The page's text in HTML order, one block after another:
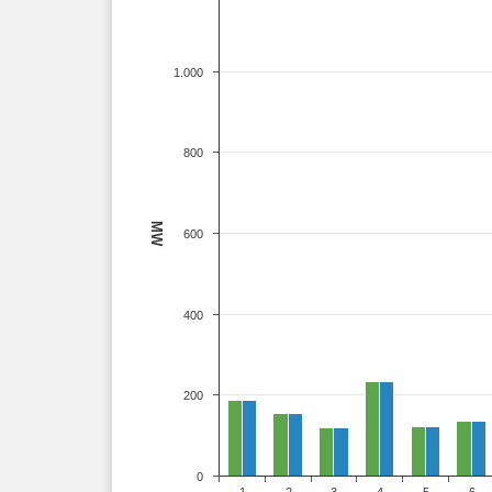
MW
0
200
400
600
800
1.000